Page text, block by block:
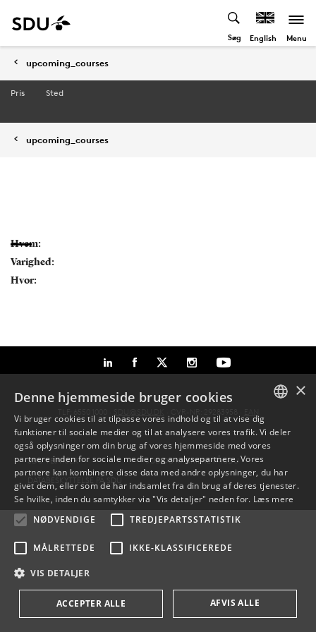
Søg English Menu
upcoming_courses
Pris Sted
upcoming_courses
Hvem:
Varighed:
Hvor:
SDU VEJVISER
JOB OG KARRIERE PÅ SDU
DATABESKYTTELSE PÅ SDU
DANISH
DANISH
×
Denne hjemmeside bruger cookies
Vi bruger cookies til at tilpasse vores indhold og til at vise dig
funktioner til sociale medier og til at analysere vores trafik. Vi deler
også oplysninger om din brug af vores hjemmeside med vores
partnere inden for sociale medier og analysepartnere. Vores
partnere kan kombinere disse data med andre oplysninger, du har
givet dem, eller som de har indsamlet fra din brug af deres tjenester.
Se hvilke, inden du samtykker via "Vis detaljer" neden for. Læs mere
NØDVENDIGE
TREDJEPARTSSTATISTIK
MÅLRETTEDE IKKE-KLASSIFICEREDE
VIS DETALJER
ACCEPTER ALLE AFVIS ALLE